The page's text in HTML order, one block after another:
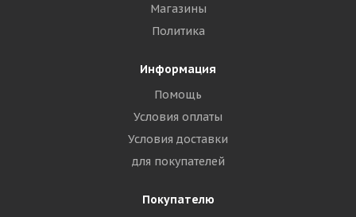
Магазины
Политика
Информация
Помощь
Условия оплаты
Условия доставки
для покупателей
Покупателю